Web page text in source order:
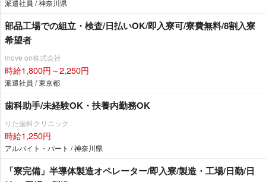
派遣社員 / 神奈川県
部品工場での組立・検査/日払いOK/即入寮可/寮費無料/8割入寮
希望者
move on株式会社
時給1,800円～2,250円
派遣社員 / 東京都
歯科助手/未経験OK・扶養内勤務OK
りた歯科クリニック
時給1,250円
アルバイト・パート / 神奈川県
「寮完備」半導体製造オペレーター/即入寮/製造・工場/日勤/日